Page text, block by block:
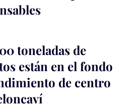
toneladas de
están en el fondo
de centro